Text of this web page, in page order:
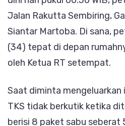
Jalan Rakutta Sembiring,
Siantar Martoba. Di sana,
(34) tepat di depan
oleh Ketua RT setempat.
​Saat diminta mengeluarkan
TKS tidak berkutik ketika
berisi 8 paket sabu seberat